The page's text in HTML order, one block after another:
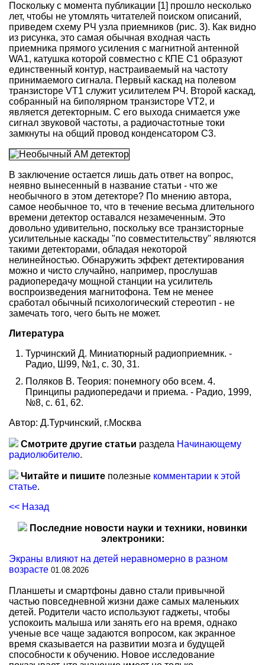
Поскольку с момента публикации [1] прошло несколько
лет, чтобы не утомлять читателей поиском описаний,
приведем схему РЧ узла приемников (рис. 3). Как видно
из рисунка, это самая обычная входная часть
приемника прямого усиления с магнитной антенной
WA1, катушка которой совместно с КПЕ С1 образуют
единственный контур, настраиваемый на частоту
принимаемого сигнала. Первый каскад на полевом
транзисторе VT1 служит усилителем РЧ. Второй каскад,
собранный на биполярном транзисторе VT2, и
является детекторным. С его выхода снимается уже
сигнал звуковой частоты, а радиочастотные токи
замкнуты на общий провод конденсатором C3.
В заключение остается лишь дать ответ на вопрос,
неявно вынесенный в название статьи - что же
необычного в этом детекторе? По мнению автора,
самое необычное то, что в течение весьма длительного
времени детектор оставался незамеченным. Это
довольно удивительно, поскольку все транзисторные
усилительные каскады "по совместительству" являются
такими детекторами, обладая некоторой
нелинейностью. Обнаружить эффект детектирования
можно и чисто случайно, например, прослушав
радиопередачу мощной станции на усилитель
воспроизведения магнитофона. Тем не менее
сработал обычный психологический стереотип - не
замечать того, чего быть не может.
Литература
Турчинский Д. Миниатюрный радиоприемник. -
Радио, Ш99, №1, с. 30, 31.
Поляков В. Теория: понемногу обо всем. 4.
Принципы радиопередачи и приема. - Радио, 1999,
№8, с. 61, 62.
Автор: Д.Турчинский, г.Москва
Смотрите другие статьи раздела Начинающему
радиолюбителю.
Читайте и пишите полезные комментарии к этой
статье.
<< Назад
Последние новости науки и техники, новинки
электроники:
Экраны влияют на детей неравномерно в разном
возрасте 01.08.2026
Планшеты и смартфоны давно стали привычной
частью повседневной жизни даже самых маленьких
детей. Родители часто используют гаджеты, чтобы
успокоить малыша или занять его на время, однако
ученые все чаще задаются вопросом, как экранное
время сказывается на развитии мозга и будущей
способности к обучению. Новое исследование